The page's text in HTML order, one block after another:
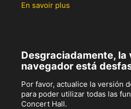
En savoir plus
Desgraciadamente, la
navegador está
Por favor, actualice la versión
para poder utilizar todas las
Concert Hall.